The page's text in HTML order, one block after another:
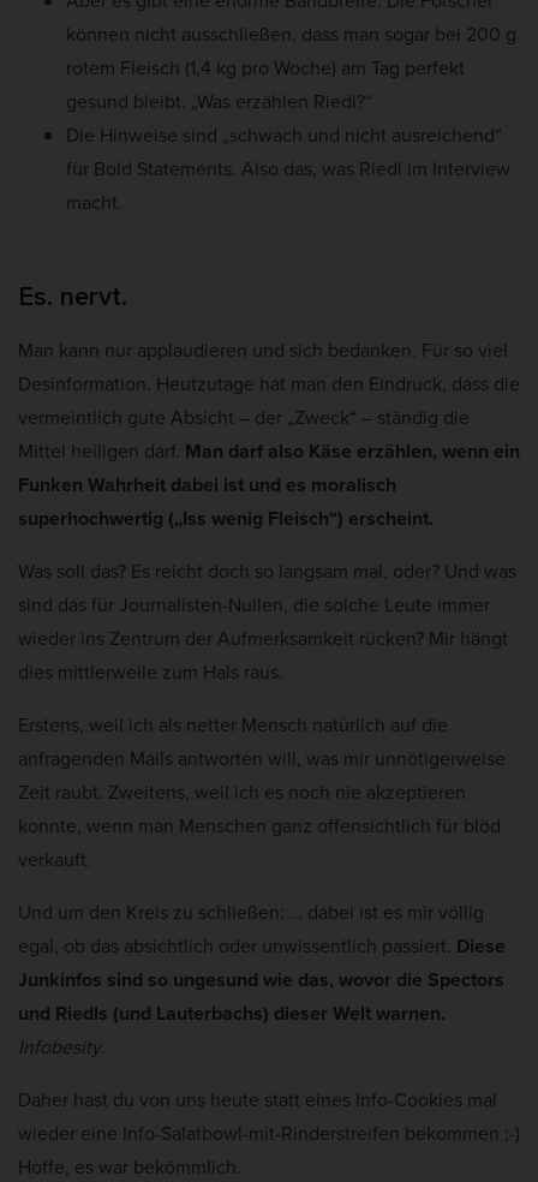
können nicht ausschließen, dass man sogar bei 200 g
rotem Fleisch (1,4 kg pro Woche) am Tag perfekt
gesund bleibt. „Was erzählen Riedl?“
Die Hinweise sind „schwach und nicht ausreichend“
für Bold Statements. Also das, was Riedl im Interview
macht.
Es. nervt.
Man kann nur applaudieren und sich bedanken. Für so viel
Desinformation. Heutzutage hat man den Eindruck, dass die
vermeintlich gute Absicht – der „Zweck“ – ständig die
Mittel heiligen darf. Man darf also Käse erzählen, wenn ein
Funken Wahrheit dabei ist und es moralisch
superhochwertig („Iss wenig Fleisch“) erscheint.
Was soll das? Es reicht doch so langsam mal, oder? Und was
sind das für Journalisten-Nullen, die solche Leute immer
wieder ins Zentrum der Aufmerksamkeit rücken? Mir hängt
dies mittlerweile zum Hals raus.
Erstens, weil ich als netter Mensch natürlich auf die
anfragenden Mails antworten will, was mir unnötigerweise
Zeit raubt. Zweitens, weil ich es noch nie akzeptieren
konnte, wenn man Menschen ganz offensichtlich für blöd
verkauft.
Und um den Kreis zu schließen: … dabei ist es mir völlig
egal, ob das absichtlich oder unwissentlich passiert. Diese
Junkinfos sind so ungesund wie das, wovor die Spectors
und Riedls (und Lauterbachs) dieser Welt warnen.
Infobesity.
Daher hast du von uns heute statt eines Info-Cookies mal
wieder eine Info-Salatbowl-mit-Rinderstreifen bekommen ;-)
Hoffe, es war bekömmlich.